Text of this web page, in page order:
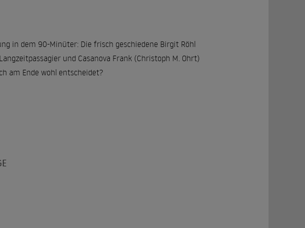
in dem 90-Minüter: Die frisch geschiedene Birgit Röhl
und Casanova Frank (Christoph M. Ohrt)
am Ende wohl entscheidet?